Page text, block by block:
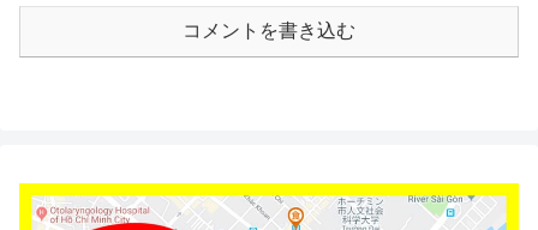
コメントを書き込む